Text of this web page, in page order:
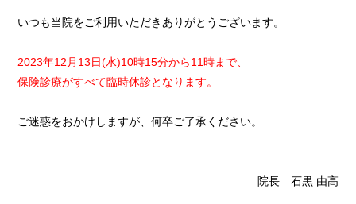
いつも当院をご利用いただきありがとうございます。
2023年12月13日(水)10時15分から11時まで、
保険診療がすべて臨時休診となります。
ご迷惑をおかけしますが、何卒ご了承ください。
院長 石黒 由高